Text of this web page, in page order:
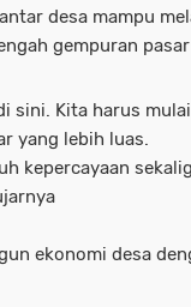
desa mampu
gempuran
sini. Kita harus
yang lebih luas.
kepercayaan
ekonomi desa